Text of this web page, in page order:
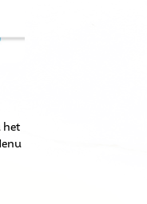
het